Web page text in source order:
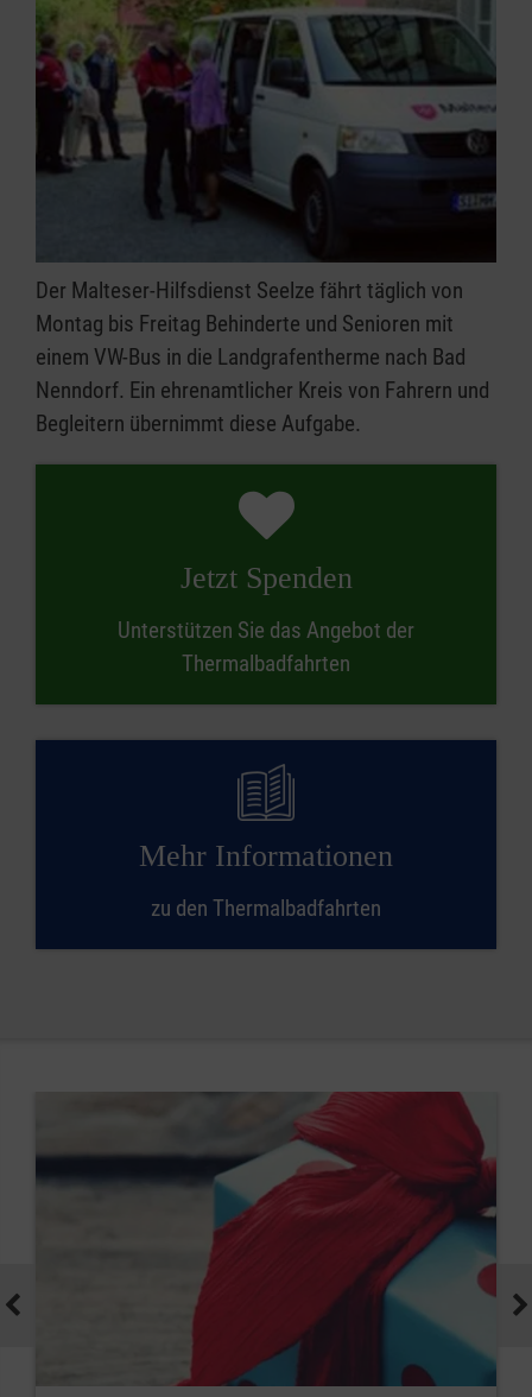
Der Malteser-Hilfsdienst Seelze fährt täglich von
Montag bis Freitag Behinderte und Senioren mit
einem VW-Bus in die Landgrafentherme nach Bad
Nenndorf. Ein ehrenamtlicher Kreis von Fahrern und
Begleitern übernimmt diese Aufgabe.
Jetzt Spenden
Unterstützen Sie das Angebot der
Thermalbadfahrten
Mehr Informationen
zu den Thermalbadfahrten